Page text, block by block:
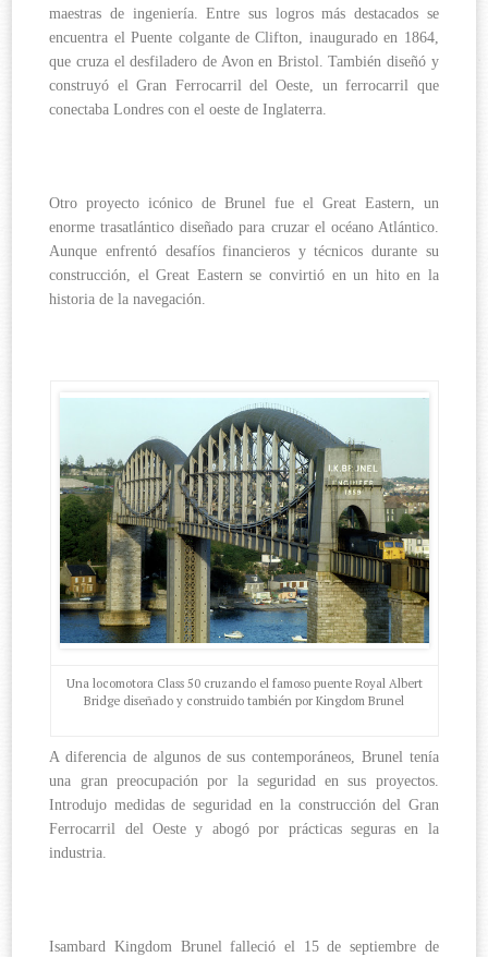
maestras de ingeniería. Entre sus logros más destacados se
encuentra el Puente colgante de Clifton, inaugurado en 1864,
que cruza el desfiladero de Avon en Bristol. También diseñó y
construyó el Gran Ferrocarril del Oeste, un ferrocarril que
conectaba Londres con el oeste de Inglaterra.
Otro proyecto icónico de Brunel fue el Great Eastern, un
enorme trasatlántico diseñado para cruzar el océano Atlántico.
Aunque enfrentó desafíos financieros y técnicos durante su
construcción, el Great Eastern se convirtió en un hito en la
historia de la navegación.
Una locomotora Class 50 cruzando el famoso puente Royal Albert
Bridge diseñado y construido también por Kingdom Brunel
A diferencia de algunos de sus contemporáneos, Brunel tenía
una gran preocupación por la seguridad en sus proyectos.
Introdujo medidas de seguridad en la construcción del Gran
Ferrocarril del Oeste y abogó por prácticas seguras en la
industria.
Isambard Kingdom Brunel falleció el 15 de septiembre de